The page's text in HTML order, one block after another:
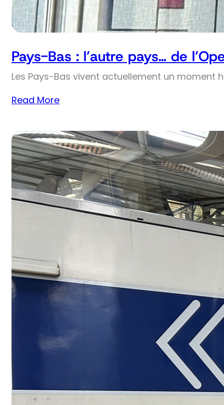
Pays-Bas : l’autre pays… de
Les Pays-Bas vivent actuellement un moment
Read More